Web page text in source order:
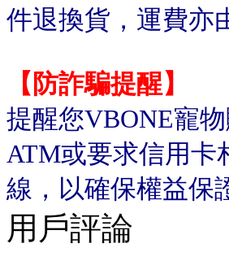
件退換貨，運費
【防詐騙提醒】
提醒您VBONE寵
ATM或要求信用卡
線，以確保權益保
用戶評論